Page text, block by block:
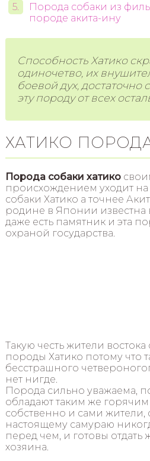
Порода собаки из
породе акита-ину
Способность Хатико
одиночетво, их
боевой дух, достаточно
эту породу от всех
ХАТИКО
Порода собаки хатико
происхождением уходит на
собаки Хатико а точнее
родине в Японии известна
даже есть памятник и эта
охраной государства.
Такую честь жители востока
породы Хатико потому что
бесстрашного
нет нигде.
Порода сильно уважаема,
обладают таким же
собственно и сами
настоящему самураю
перед чем, и готовы отдать
хозяина.